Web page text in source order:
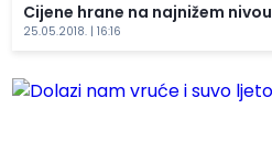
Cijene hrane na najnižem nivou
25.05.2018. | 16:16